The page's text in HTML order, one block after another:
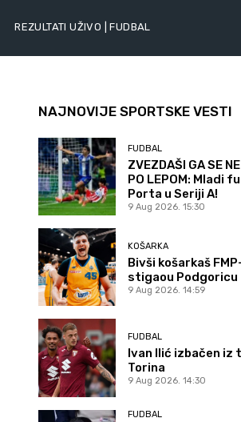
REZULTATI UŽIVO | FUDBAL
NAJNOVIJE SPORTSKE VESTI
FUDBAL
ZVEZDAŠI GA SE
PO LEPOM: Mladi
Porta u Seriji A!
9 Aug 2026. 15:30
KOŠARKA
Bivši košarkaš
stigaou Podgoricu
9 Aug 2026. 14:59
FUDBAL
Ivan Ilić izbačen iz
Torina
9 Aug 2026. 14:30
FUDBAL